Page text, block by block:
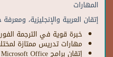
المهارات
إتقان العربية والإنجليزية،
خبرة قوية في الترجمة
مهارات تدريس ممتازة
إتقان برامج Microsoft Office وAdobe Photoshop.